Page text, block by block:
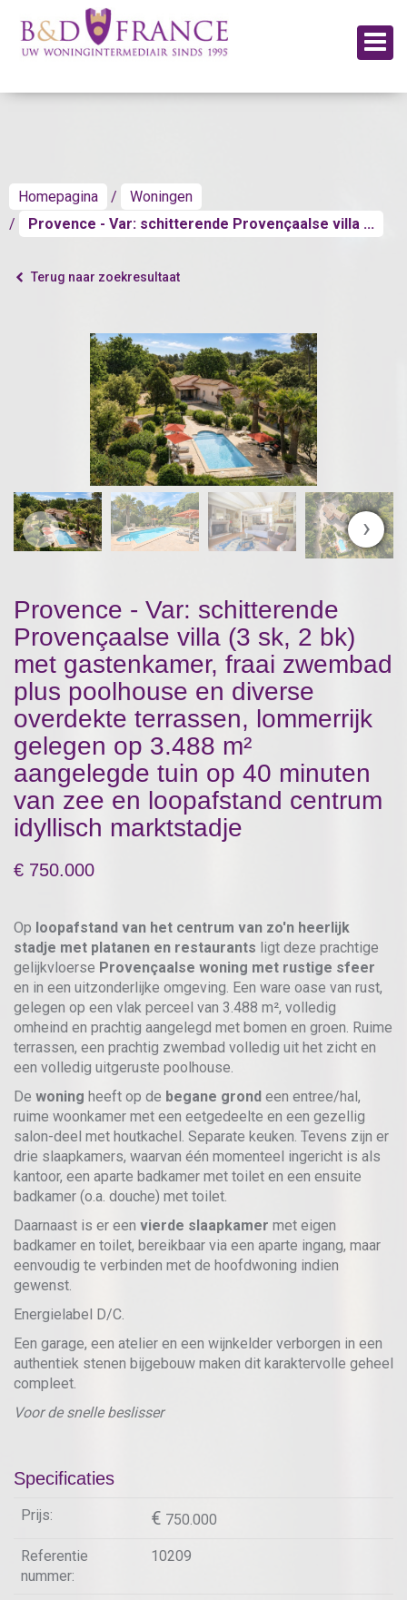
Homepagina
Woningen
Provence - Var: schitterende Provençaalse villa ...
Terug naar zoekresultaat
‹ ›
Provence - Var: schitterende
Provençaalse villa (3 sk, 2 bk)
met gastenkamer, fraai zwembad
plus poolhouse en diverse
overdekte terrassen, lommerrijk
gelegen op 3.488 m²
aangelegde tuin op 40 minuten
van zee en loopafstand centrum
idyllisch marktstadje
750.000
Op loopafstand van het centrum van zo'n heerlijk
stadje met platanen en restaurants ligt deze prachtige
gelijkvloerse Provençaalse woning met rustige sfeer
en in een uitzonderlijke omgeving. Een ware oase van rust,
gelegen op een vlak perceel van 3.488 m², volledig
omheind en prachtig aangelegd met bomen en groen. Ruime
terrassen, een prachtig zwembad volledig uit het zicht en
een volledig uitgeruste poolhouse.
De woning heeft op de begane grond een entree/hal,
ruime woonkamer met een eetgedeelte en een gezellig
salon-deel met houtkachel. Separate keuken. Tevens zijn er
drie slaapkamers, waarvan één momenteel ingericht is als
kantoor, een aparte badkamer met toilet en een ensuite
badkamer (o.a. douche) met toilet.
Daarnaast is er een vierde slaapkamer met eigen
badkamer en toilet, bereikbaar via een aparte ingang, maar
eenvoudig te verbinden met de hoofdwoning indien
gewenst.
Energielabel D/C.
Een garage, een atelier en een wijnkelder verborgen in een
authentiek stenen bijgebouw maken dit karaktervolle geheel
compleet.
Voor de snelle beslisser
Specificaties
Prijs: 750.000
Referentie
nummer:
10209